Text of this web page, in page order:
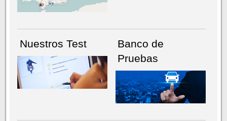
Nuestros Test
Banco de
Pruebas